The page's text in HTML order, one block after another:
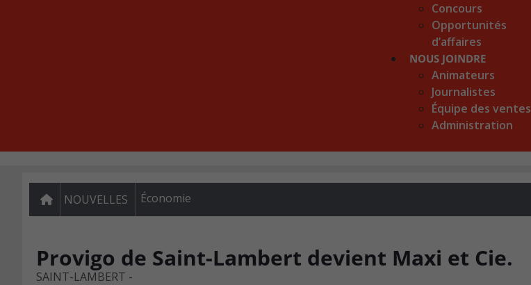
Concours
Opportunités
d’affaires
NOUS JOINDRE
Animateurs
Journalistes
Équipe des ventes
Administration
NOUVELLES Économie
Provigo de Saint-Lambert devient Maxi et Cie.
SAINT-LAMBERT -